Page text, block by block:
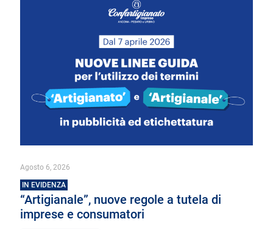
Agosto 6, 2026
IN EVIDENZA
“Artigianale”, nuove regole a tutela di
imprese e consumatori